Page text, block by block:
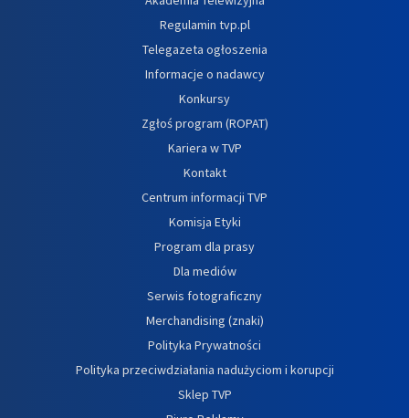
Regulamin tvp.pl
Telegazeta ogłoszenia
Informacje o nadawcy
Konkursy
Zgłoś program (ROPAT)
Kariera w TVP
Kontakt
Centrum informacji TVP
Komisja Etyki
Program dla prasy
Dla mediów
Serwis fotograficzny
Merchandising (znaki)
Polityka Prywatności
Polityka przeciwdziałania nadużyciom i korupcji
Sklep TVP